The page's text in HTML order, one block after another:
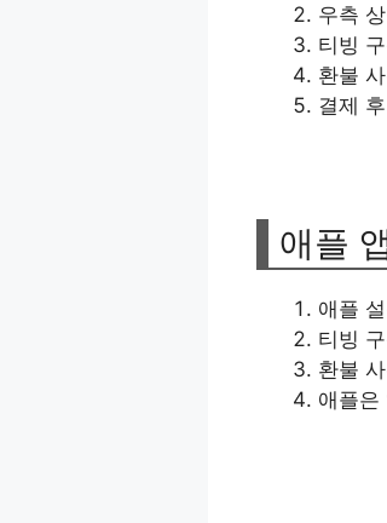
우측
티빙
환불
결제
애플
애플
티빙
환불
애플은